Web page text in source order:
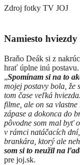
Zdroj fotky TV JOJ
Namiesto
Braňo Deák si z
hrať úplne inú
„Spomínam si na to
mojej postavy bola, že
tom čase veľká
filme, ale on sa
zápase a dokonca do
pôvodne som mal byť
v rámci natáčacích
brankára, ktorý ale
som si to neužil na
pre joj.sk.